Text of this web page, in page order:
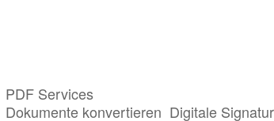
PDF Services
Dokumente konvertieren Digitale
Geschke ist gestorben